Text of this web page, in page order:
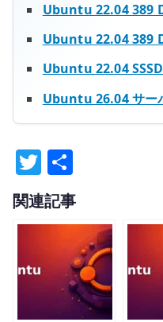
Ubuntu 22.04 389
Ubuntu 22.04 389
Ubuntu 22.04 SSSD
Ubuntu 26.04 サー
T
w
it
r
有
関連記事